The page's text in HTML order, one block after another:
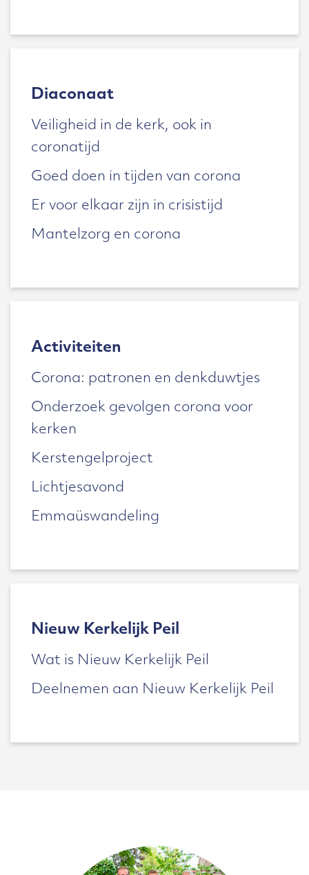
Diaconaat
Veiligheid in de kerk, ook in
coronatijd
Goed doen in tijden van corona
Er voor elkaar zijn in crisistijd
Mantelzorg en corona
Activiteiten
Corona: patronen en denkduwtjes
Onderzoek gevolgen corona voor
kerken
Kerstengelproject
Lichtjesavond
Emmaüswandeling
Nieuw Kerkelijk Peil
Wat is Nieuw Kerkelijk Peil
Deelnemen aan Nieuw Kerkelijk Peil